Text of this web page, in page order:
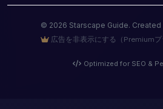
© 2026 Starscape Guide.
広告を非表示にする（Premiumプ
Optimized for SEO &